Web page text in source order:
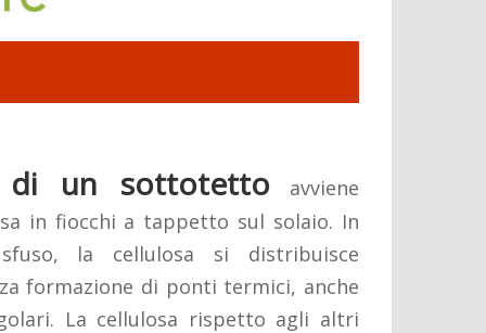
di un sottotetto
avviene
in fiocchi a tappetto sul solaio. In
la cellulosa si distribuisce
formazione di ponti termici, anche
La cellulosa rispetto agli altri